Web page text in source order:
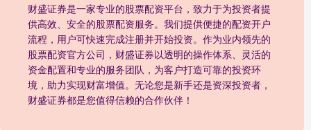
财盛证券是一家专业的股票配资平台，致力于为投资者提
供高效、安全的股票配资服务。我们提供便捷的配资开户
流程，用户可快速完成注册并开始投资。作为业内领先的
股票配资官方公司，财盛证券以透明的操作体系、灵活的
资金配置和专业的服务团队，为客户打造可靠的投资环
境，助力实现财富增值。无论您是新手还是资深投资者，
财盛证券都是您值得信赖的合作伙伴！